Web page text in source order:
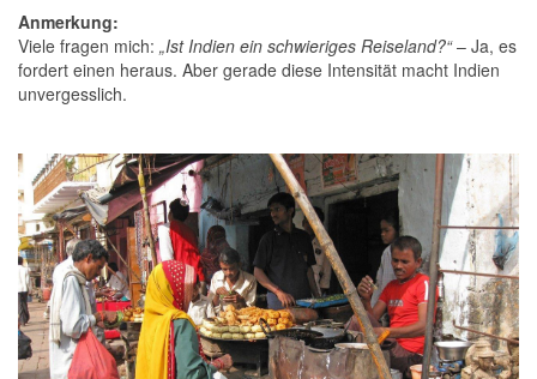
Anmerkung:
Viele fragen mich: „Ist Indien ein schwieriges Reiseland?“– Ja, es
fordert einen heraus. Aber gerade diese Intensität macht Indien
unvergesslich.